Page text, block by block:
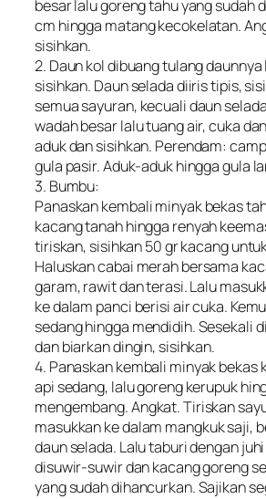
besar lalu goreng tahu yang sudah
cm hingga matang kecokelatan.
sisihkan.
2. Daun kol dibuang tulang
sisihkan. Daun selada diiris tipis,
semua sayuran, kecuali daun
wadah besar lalu tuang air, cuka
aduk dan sisihkan. Perendam:
gula pasir. Aduk-aduk hingga gula
3. Bumbu:
Panaskan kembali minyak bekas
kacang tanah hingga renyah
tiriskan, sisihkan 50 gr kacang
Haluskan cabai merah bersama
garam, rawit dan terasi. Lalu
ke dalam panci berisi air cuka.
sedang hingga mendidih. Sesekali
dan biarkan dingin, sisihkan.
4. Panaskan kembali minyak bekas
api sedang, lalu goreng kerupuk
mengembang. Angkat. Tiriskan
masukkan ke dalam mangkuk saji,
daun selada. Lalu taburi dengan
disuwir-suwir dan kacang goreng
yang sudah dihancurkan. Sajikan